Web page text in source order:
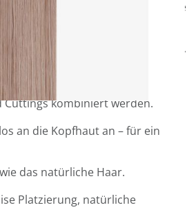
fortschrittlicher Aufhelltechnologie
für ein dauerhaft
in ihrer Struktur weiter optimiert,
zu
Design.
für 6 Sandwiches oder 12
Cuttings kombiniert werden.
an die Kopfhaut an – für ein
das natürliche Haar.
Platzierung, natürliche